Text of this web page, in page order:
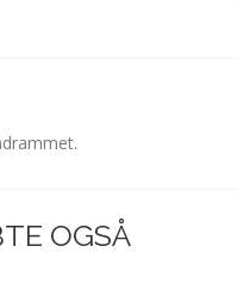
OGSÅ